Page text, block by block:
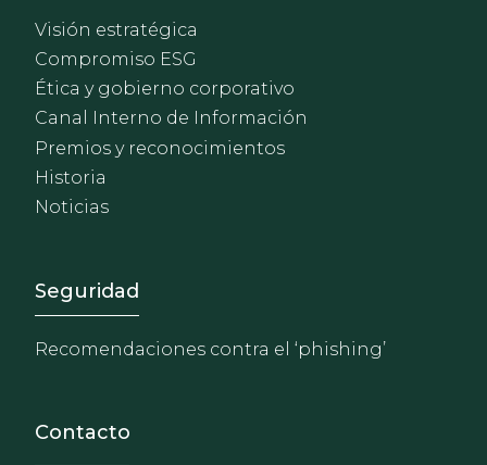
Visión estratégica
Compromiso ESG
Ética y gobierno corporativo
Canal Interno de Información
Premios y reconocimientos
Historia
Noticias
Footer - Extranet y
Seguridad
Recomendaciones contra el ‘phishing’
Contacto